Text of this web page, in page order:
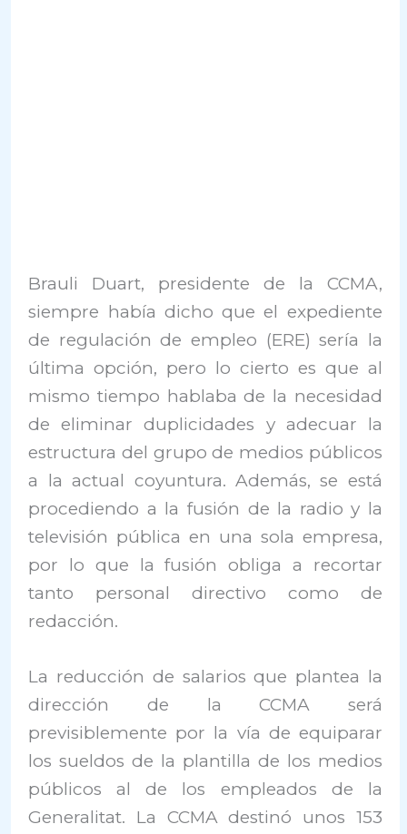
Brauli Duart, presidente de la CCMA,
siempre había dicho que el expediente
de regulación de empleo (ERE) sería la
última opción, pero lo cierto es que al
mismo tiempo hablaba de la necesidad
de eliminar duplicidades y adecuar la
estructura del grupo de medios públicos
a la actual coyuntura. Además, se está
procediendo a la fusión de la radio y la
televisión pública en una sola empresa,
por lo que la fusión obliga a recortar
tanto personal directivo como de
redacción.
La reducción de salarios que plantea la
dirección de la CCMA será
previsiblemente por la vía de equiparar
los sueldos de la plantilla de los medios
públicos al de los empleados de la
Generalitat. La CCMA destinó unos 153